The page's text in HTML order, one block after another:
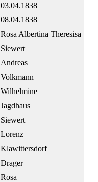
03.04.1838
08.04.1838
Rosa Albertina Theresisa
Siewert
Andreas
Volkmann
Wilhelmine
Jagdhaus
Siewert
Lorenz
Klawittersdorf
Drager
Rosa